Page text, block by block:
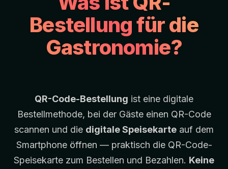
Bestellung für die
Gastronomie?
QR-Code-Bestellung ist eine digitale
Bestellmethode, bei der Gäste einen QR-Code
scannen und die digitale Speisekarte auf dem
Smartphone öffnen — praktisch die QR-Code-
Speisekarte zum Bestellen und Bezahlen. Keine